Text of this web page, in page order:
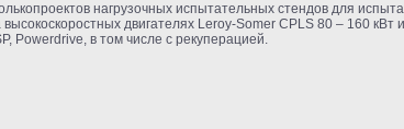
нагрузочных испытательных стендов для
двигателях Leroy-Somer CPLS 80 – 160 кВт
Powerdrive, в том числе с рекуперацией.